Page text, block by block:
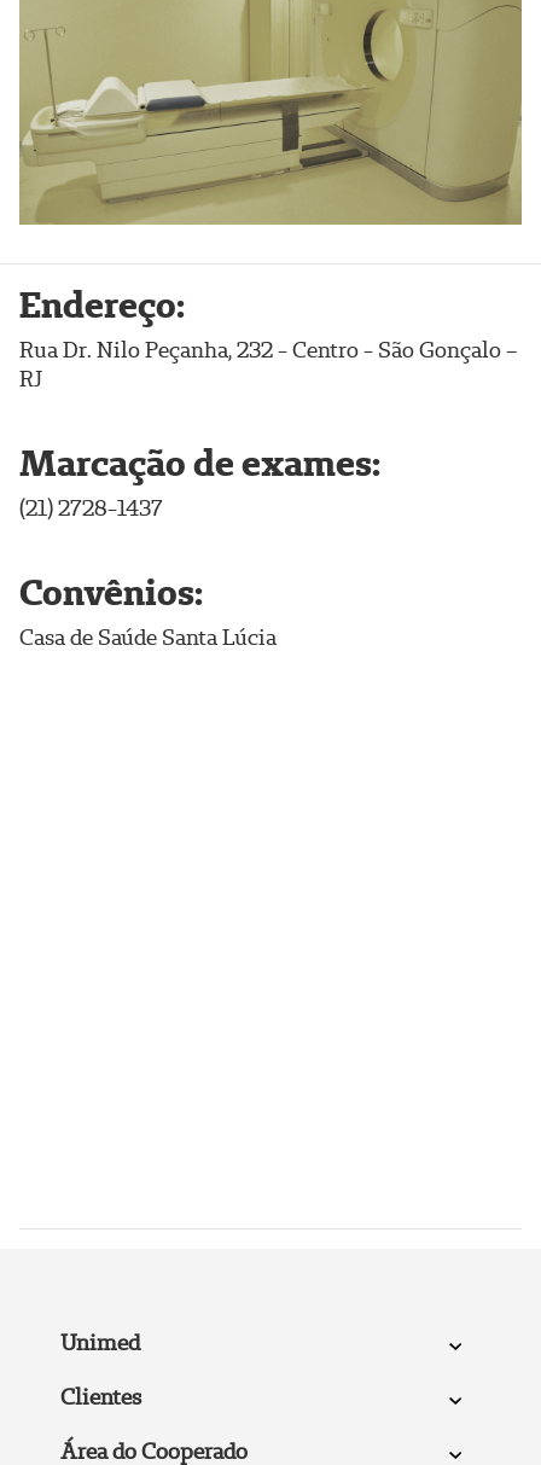
Endereço:
Rua Dr. Nilo Peçanha, 232 - Centro - São Gonçalo –
RJ
Marcação de exames:
(21) 2728-1437
Convênios:
Casa de Saúde Santa Lúcia
Unimed
Clientes
Área do Cooperado